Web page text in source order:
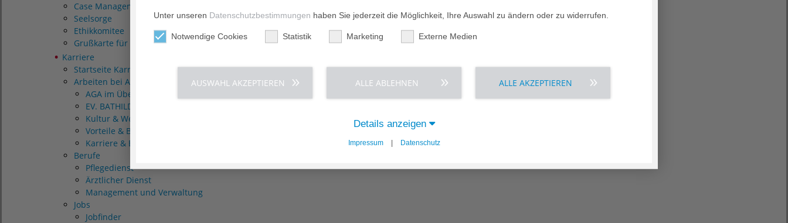
Case Management und Sozialdienst
Seelsorge
Ethikkomitee
Grußkarte für Patienten
Karriere
Startseite Karriere
Arbeiten bei AGAPLESION
AGA im Überblick
EV. BATHILDISKRANKENHAUS im Überblick
Kultur & Werte
Vorteile & Benefits
Karriere & Entwicklung
Berufe
Pflegedienst
Ärztlicher Dienst
Management und Verwaltung
Jobs
Jobfinder
Unter unseren Datenschutzbestimmungen haben Sie jederzeit die Möglichkeit, Ihre Auswahl zu ändern oder zu widerrufen.
Notwendige Cookies Statistik Marketing Externe Medien
AUSWAHL AKZEPTIEREN ALLE ABLEHNEN ALLE AKZEPTIEREN
Details anzeigen
Impressum | Datenschutz